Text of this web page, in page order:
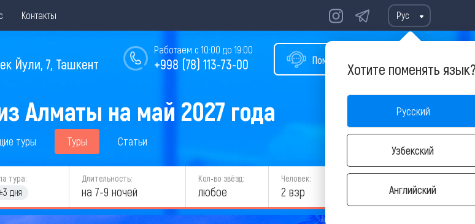
Контакты Рус
Хотите поменять
Русский
Узбекский
Английский
Помощь в подборе тура
Работаем с 10:00 до 19:00
+998 (78) 113-73-00
Йули, 7, Ташкент
Алматы на май 2027 года
туры Туры Статьи
тура:
дня
Длительность:
на 7-9 ночей
Кол-во звёзд:
любое
Человек:
2 взр НАЙТИ